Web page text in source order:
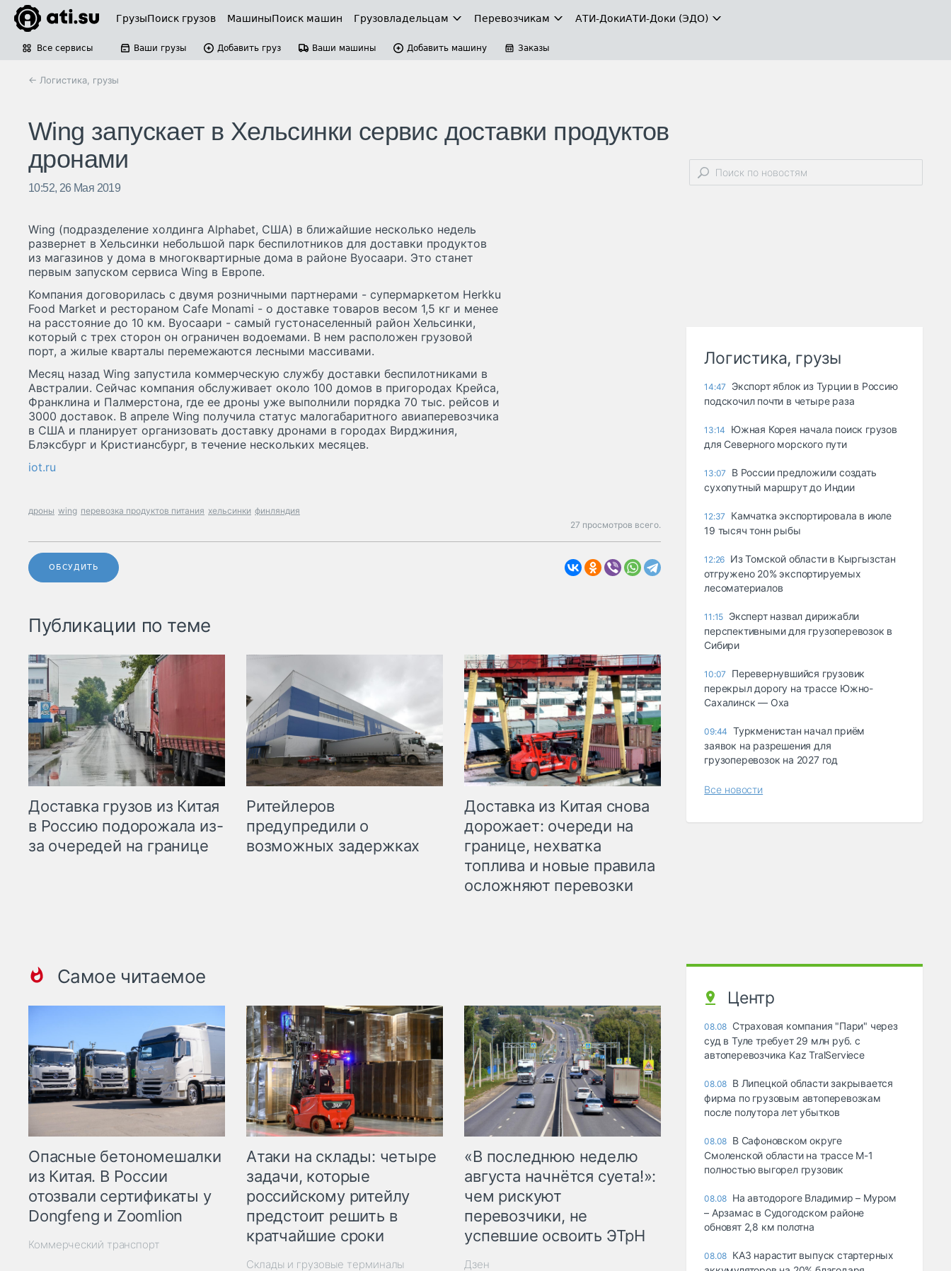
ГрузыПоиск грузов МашиныПоиск машин Грузовладельцам Перевозчикам АТИ-ДокиАТИ-Доки (ЭДО)
Все сервисы Ваши грузы Добавить груз Ваши машины Добавить машину Заказы
← Логистика, грузы
Wing запускает в Хельсинки сервис доставки продуктов
дронами
10:52, 26 Мая 2019
Wing (подразделение холдинга Alphabet, США) в ближайшие несколько недель
развернет в Хельсинки небольшой парк беспилотников для доставки продуктов
из магазинов у дома в многоквартирные дома в районе Вуосаари. Это станет
первым запуском сервиса Wing в Европе.
Компания договорилась с двумя розничными партнерами - супермаркетом Herkku
Food Market и рестораном Cafe Monami - о доставке товаров весом 1,5 кг и менее
на расстояние до 10 км. Вуосаари - самый густонаселенный район Хельсинки,
который с трех сторон он ограничен водоемами. В нем расположен грузовой
порт, а жилые кварталы перемежаются лесными массивами.
Месяц назад Wing запустила коммерческую службу доставки беспилотниками в
Австралии. Сейчас компания обслуживает около 100 домов в пригородах Крейса,
Франклина и Палмерстона, где ее дроны уже выполнили порядка 70 тыс. рейсов и
3000 доставок. В апреле Wing получила статус малогабаритного авиаперевозчика
в США и планирует организовать доставку дронами в городах Вирджиния,
Блэксбург и Кристиансбург, в течение нескольких месяцев.
iot.ru
дроны wing перевозка продуктов питания хельсинки финляндия
27 просмотров всего.
ОБСУДИТЬ
Публикации по теме
Доставка грузов из Китая
в Россию подорожала из-
за очередей на границе
Ритейлеров
предупредили о
возможных задержках
Доставка из Китая снова
дорожает: очереди на
границе, нехватка
топлива и новые правила
осложняют перевозки
Самое читаемое
Опасные бетономешалки
из Китая. В России
отозвали сертификаты у
Dongfeng и Zoomlion
Коммерческий транспорт
Атаки на склады: четыре
задачи, которые
российскому ритейлу
предстоит решить в
кратчайшие сроки
Склады и грузовые терминалы
«В последнюю неделю
августа начнётся суета!»:
чем рискуют
перевозчики, не
успевшие освоить ЭТрН
Дзен
Логистика, грузы
14:47
Экспорт яблок из Турции в Россию
подскочил почти в четыре раза
13:14
Южная Корея начала поиск грузов
для Северного морского пути
13:07
В России предложили создать
сухопутный маршрут до Индии
12:37
Камчатка экспортировала в июле
19 тысяч тонн рыбы
12:26 Из Томской области в Кыргызстан
отгружено 20% экспортируемых
лесоматериалов
11:15 Эксперт назвал дирижабли
перспективными для грузоперевозок в
Сибири
10:07
Перевернувшийся грузовик
перекрыл дорогу на трассе Южно-
Сахалинск — Оха
09:44
Туркменистан начал приём
заявок на разрешения для
грузоперевозок на 2027 год
Все новости
Центр
08.08 Страховая компания "Пари" через
суд в Туле требует 29 млн руб. с
автоперевозчика Kaz TralServiece
08.08 В Липецкой области закрывается
фирма по грузовым автоперевозкам
после полутора лет убытков
08.08 В Сафоновском округе
Смоленской области на трассе М-1
полностью выгорел грузовик
08.08 На автодороге Владимир – Муром
– Арзамас в Судогодском районе
обновят 2,8 км полотна
08.08 КАЗ нарастит выпуск стартерных